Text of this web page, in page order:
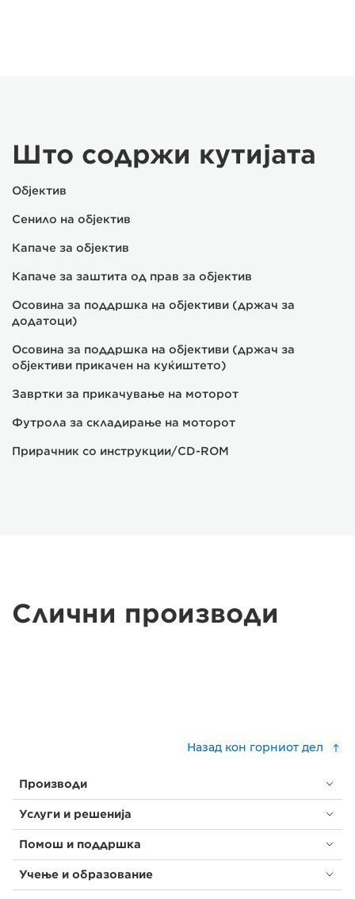
Што содржи кутијата
Објектив
Сенило на објектив
Капаче за објектив
Капаче за заштита од прав за објектив
Осовина за поддршка на објективи (држач за
додатоци)
Осовина за поддршка на објективи (држач за
објективи прикачен на куќиштето)
Завртки за прикачување на моторот
Футрола за складирање на моторот
Прирачник со инструкции/CD-ROM
Слични производи
Назад кон горниот дел
Производи
Услуги и решенија
Помош и поддршка
Учење и образование